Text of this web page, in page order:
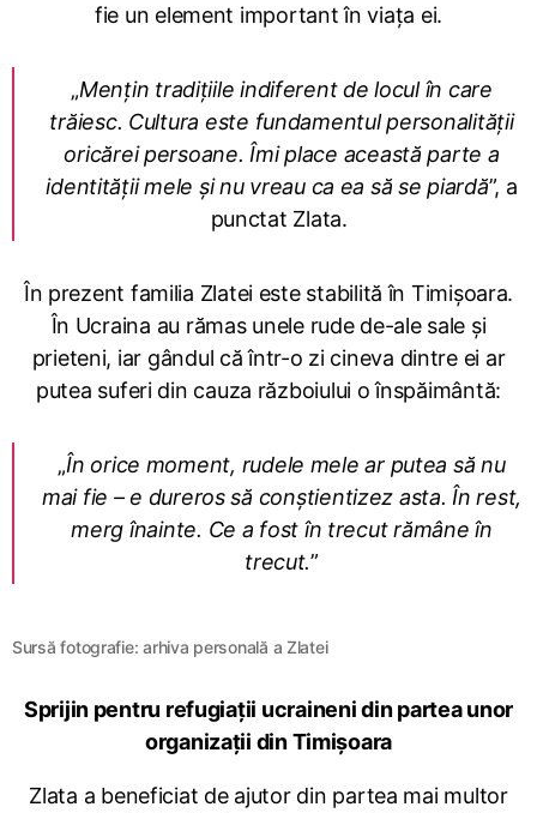
fie un element important în viața ei.
„Mențin tradițiile indiferent de locul în care
trăiesc. Cultura este fundamentul personalității
oricărei persoane. Îmi place această parte a
identității mele și nu vreau ca ea să se piardă”, a
punctat Zlata.
În prezent familia Zlatei este stabilită în Timișoara.
În Ucraina au rămas unele rude de-ale sale și
prieteni, iar gândul că într-o zi cineva dintre ei ar
putea suferi din cauza războiului o înspăimântă:
„În orice moment, rudele mele ar putea să nu
mai fie – e dureros să conștientizez asta. În rest,
merg înainte. Ce a fost în trecut rămâne în
trecut.”
Sursă fotografie: arhiva personală a Zlatei
Sprijin pentru refugiații ucraineni din partea unor
organizații din Timișoara
Zlata a beneficiat de ajutor din partea mai multor